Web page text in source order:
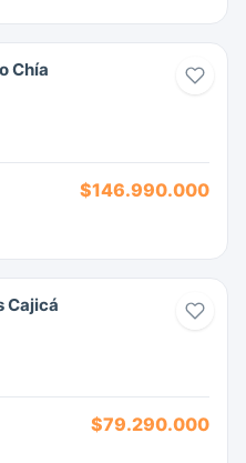
Chía
$146.990.000
Cajicá
$79.290.000